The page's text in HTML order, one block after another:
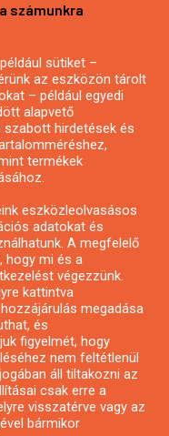
számunkra
sütiket –
az eszközön tárolt
– például egyedi
alapvető
hirdetések és
termékek
eszközleolvasásos
adatokat és
A megfelelő
hogy mi és a
végezzünk.
kattintva
megadása
és
figyelmét, hogy
nem feltétlenül
áll tiltakozni az
csak erre a
visszatérve vagy az
bármikor